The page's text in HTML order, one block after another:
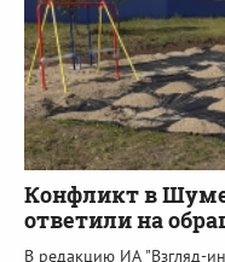
Конфликт в
ответили на
В редакцию ИА "Взгляд-